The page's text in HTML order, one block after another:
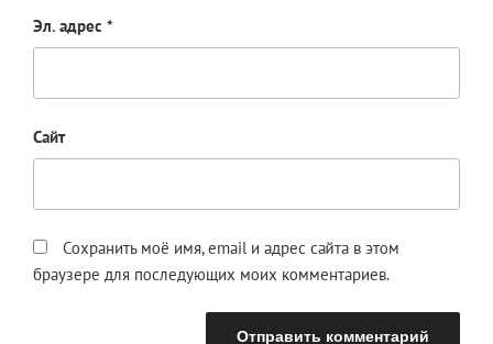
Эл. адрес *
Сайт
Сохранить моё имя, email и адрес сайта в этом
браузере для последующих моих комментариев.